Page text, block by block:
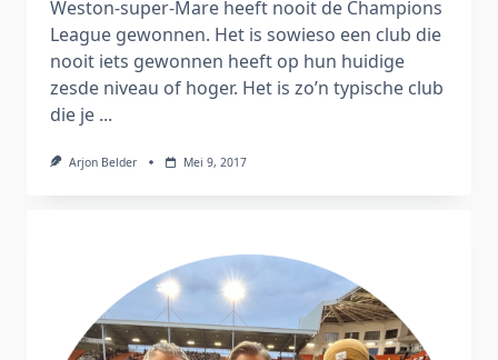
Weston-super-Mare heeft nooit de Champions
League gewonnen. Het is sowieso een club die
nooit iets gewonnen heeft op hun huidige
zesde niveau of hoger. Het is zo’n typische club
die je ...
Arjon Belder Mei 9, 2017